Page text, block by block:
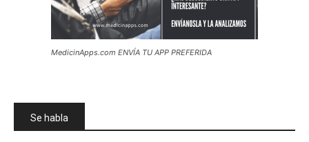
MedicinApps.com ENVÍA TU APP PREFERIDA
Se habla